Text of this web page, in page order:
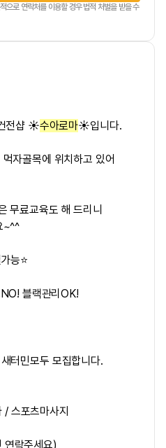
으로 연락처를 이용할 경우 법적 처벌을 받을 수
전샵 ☀️수아로마☀️입니다.
자골목에 위치하고 있어
무료교육도 해 드리니
~^^
능⭐
블랙관리OK!
터민모두 모집합니다.
/ 스포츠마사지
락주세요)